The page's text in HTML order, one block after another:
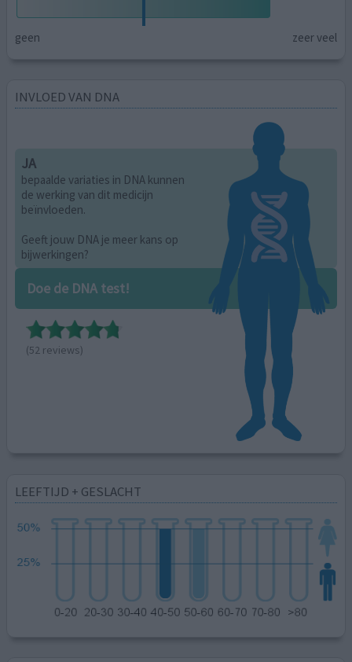
geen zeer veel
INVLOED VAN DNA
JA
bepaalde variaties in DNA kunnen
de werking van dit medicijn
beïnvloeden.
Geeft jouw DNA je meer kans op
bijwerkingen?
Doe de DNA test!
(52 reviews)
LEEFTIJD + GESLACHT